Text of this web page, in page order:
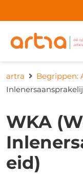
artra Begrippen:
WKA
eid)